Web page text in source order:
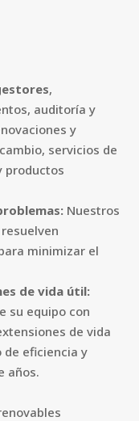
,
auditoría y
y
servicios de
productos
Nuestros
minimizar el
de vida útil:
su equipo con
de vida
de eficiencia y
años.